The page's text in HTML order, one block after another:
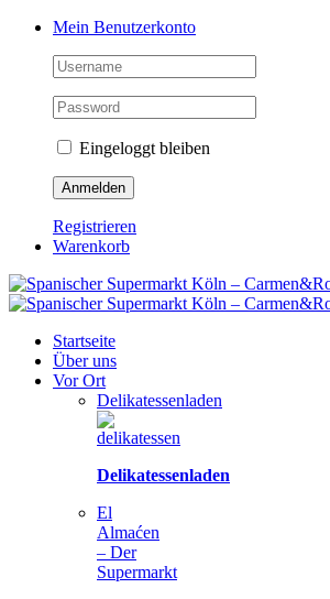
Zum
springen
Facebook
Instagram
Pinterest
Tiktok
YouTubeMein Benutzerkonto
Eingeloggt bleiben
Registrieren
Warenkorb
Startseite
Über uns
Vor Ort
Delikatessenladen
Delikatessenladen
El
Almaćen
– Der
Supermarkt